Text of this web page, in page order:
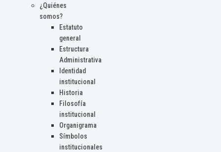
¿Quiénes
somos?
Estatuto
general
Estructura
Administrativa
Identidad
institucional
Historia
Filosofía
institucional
Organigrama
Símbolos
institucionales